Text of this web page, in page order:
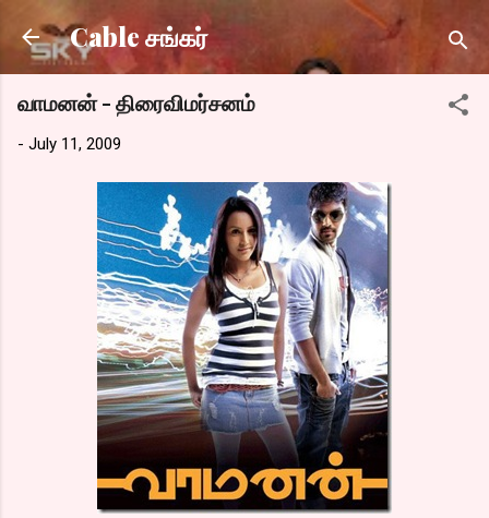
Skip to main content
Cable சங்கர்
வாமனன் - திரைவிமர்சனம்
- July 11, 2009